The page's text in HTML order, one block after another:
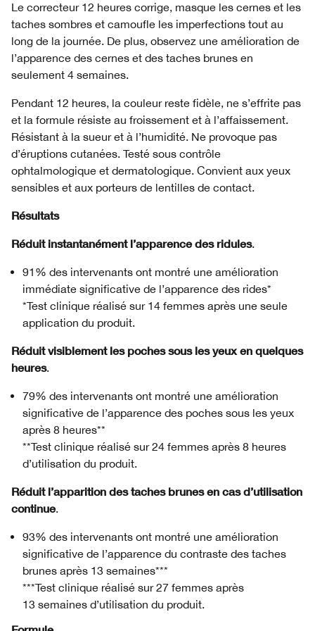
Le correcteur 12 heures corrige, masque les cernes et les
taches sombres et camoufle les imperfections tout au
long de la journée. De plus, observez une amélioration de
l’apparence des cernes et des taches brunes en
seulement 4 semaines.
Pendant 12 heures, la couleur reste fidèle, ne s’effrite pas
et la formule résiste au froissement et à l’affaissement.
Résistant à la sueur et à l’humidité. Ne provoque pas
d’éruptions cutanées. Testé sous contrôle
ophtalmologique et dermatologique. Convient aux yeux
sensibles et aux porteurs de lentilles de contact.
Résultats
Réduit instantanément l’apparence des ridules.
91% des intervenants ont montré une amélioration
immédiate significative de l’apparence des rides*
*Test clinique réalisé sur 14 femmes après une seule
application du produit.
Réduit visiblement les poches sous les yeux en quelques
heures.
79% des intervenants ont montré une amélioration
significative de l’apparence des poches sous les yeux
après 8 heures**
**Test clinique réalisé sur 24 femmes après 8 heures
d’utilisation du produit.
Réduit l’apparition des taches brunes en cas d’utilisation
continue.
93% des intervenants ont montré une amélioration
significative de l’apparence du contraste des taches
brunes après 13 semaines***
***Test clinique réalisé sur 27 femmes après
13 semaines d’utilisation du produit.